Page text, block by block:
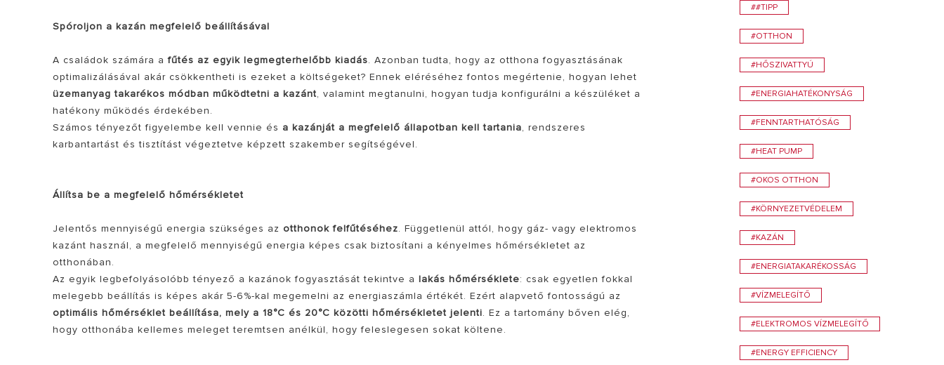
LÁTOGATÁS
MINDEN TÍPUS KAZÁNOK
Spóroljon a kazán megfelelő beállításával
A családok számára afűtés az egyik legmegterhelőbb kiadás. Azonban tudta, hogy az otthona fogyasztásának
optimalizálásával akár csökkentheti is ezeket a költségeket? Ennek eléréséhez fontos megértenie, hogyan lehet
üzemanyag takarékos módban működtetni a kazánt, valamint megtanulni, hogyan tudja konfigurálni a készüléket a
hatékony működés érdekében.
Számos tényezőt figyelembe kell vennie és a kazánját a megfelelő állapotban kell tartania, rendszeres
karbantartást és tisztítást végeztetve képzett szakember segítségével.
Állítsa be a megfelelő hőmérsékletet
Jelentős mennyiségű energia szükséges az otthonok felfűtéséhez. Függetlenül attól, hogy gáz- vagy elektromos
kazánt használ, a megfelelő mennyiségű energia képes csak biztosítani a kényelmes hőmérsékletet az
otthonában.
Az egyik legbefolyásolóbb tényező a kazánok fogyasztását tekintve alakás hőmérséklete: csak egyetlen fokkal
melegebb beállítás is képes akár 5-6%-kal megemelni az energiaszámla értékét. Ezért alapvető fontosságú az
optimális hőmérséklet beállítása, mely a 18°C és 20°C közötti hőmérsékletet jelenti. Ez a tartomány bőven elég,
hogy otthonába kellemes meleget teremtsen anélkül, hogy feleslegesen sokat költene.
##TIPP
#OTTHON
#HŐSZIVATTYÚ
#ENERGIAHATÉKONYSÁG
#FENNTARTHATÓSÁG
#HEAT PUMP
#OKOS OTTHON
#KÖRNYEZETVÉDELEM
#KAZÁN
#ENERGIATAKARÉKOSSÁG
#VÍZMELEGÍTŐ
#ELEKTROMOS VÍZMELEGÍTŐ
#ENERGY EFFICIENCY